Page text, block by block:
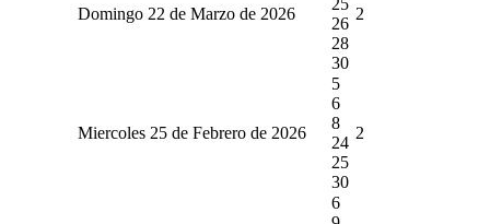
Domingo 22 de Marzo de 2026
26
28
30
2
Miercoles 25 de Febrero de 2026
5
6
8
24
25
30
2
6